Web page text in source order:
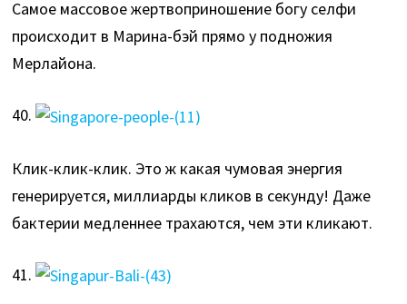
Самое массовое жертвоприношение богу селфи
происходит в Марина-бэй прямо у подножия
Мерлайона.
40.
Клик-клик-клик. Это ж какая чумовая энергия
генерируется, миллиарды кликов в секунду! Даже
бактерии медленнее трахаются, чем эти кликают.
41.